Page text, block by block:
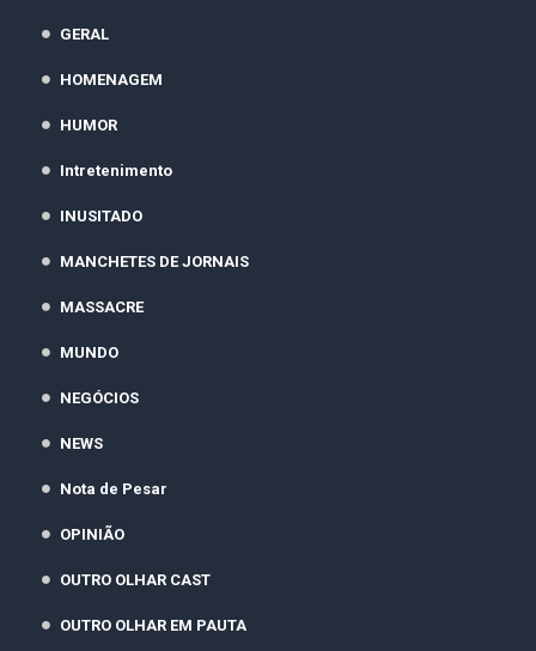
GERAL
HOMENAGEM
HUMOR
Intretenimento
INUSITADO
MANCHETES DE JORNAIS
MASSACRE
MUNDO
NEGÓCIOS
NEWS
Nota de Pesar
OPINIÃO
OUTRO OLHAR CAST
OUTRO OLHAR EM PAUTA